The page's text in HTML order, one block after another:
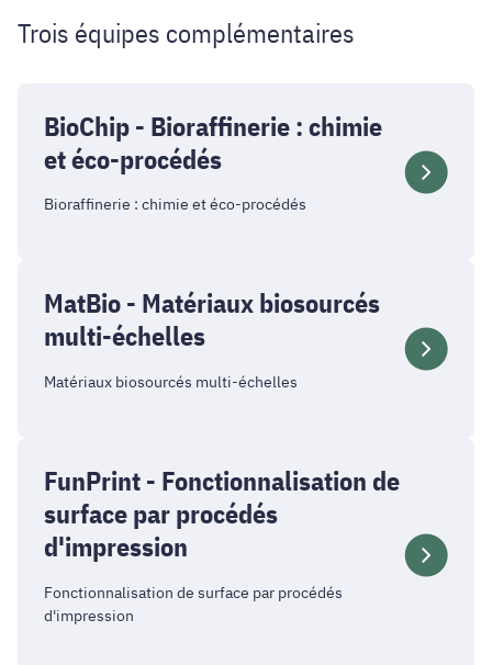
Trois équipes complémentaires
BioChip - Bioraffinerie : chimie
et éco-procédés
Bioraffinerie : chimie et éco-procédés
MatBio - Matériaux biosourcés
multi-échelles
Matériaux biosourcés multi-échelles
FunPrint - Fonctionnalisation de
surface par procédés
d'impression
Fonctionnalisation de surface par procédés
d'impression